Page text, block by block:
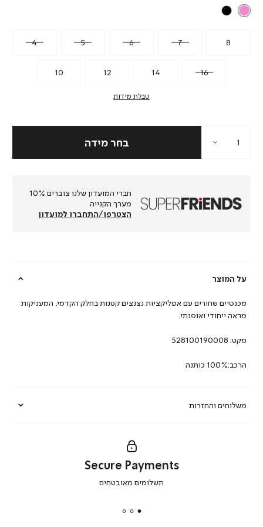
4 5 6 7 8
10 12 14 16
טבלת מידות
חברי המועדון שלנו צוברים 10%
מערך הקנייה
הצטרפו/התחברו למועדון
על המוצר
משלוחים והחזרות
מכנסיים שחורים עם אפליקציות נצנצים קטנות בחלק הקדמי, המעניקות
מראה ייחודי ואופנתי.
מקט: 528100190008
הרכב:100% כותנה
secure
Secure Payments
תשלומים מאובטחים